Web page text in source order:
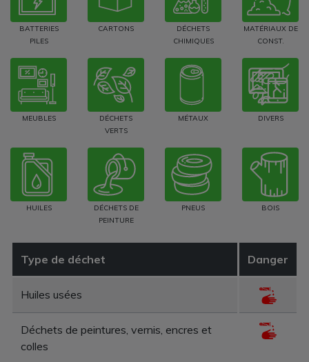
BATTERIES
PILES
CARTONS
DÉCHETS
CHIMIQUES
MATÉRIAUX DE
CONST.
MEUBLES
DÉCHETS
VERTS
MÉTAUX DIVERS
HUILES
DÉCHETS DE
PEINTURE
PNEUS BOIS
Type de déchet Danger
Huiles usées
Déchets de peintures, vernis, encres et
colles